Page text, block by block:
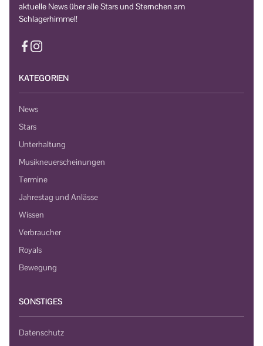
aktuelle News über alle Stars und Sternchen am
Schlagerhimmel!
KATEGORIEN
News
Stars
Unterhaltung
Musikneuerscheinungen
Termine
Jahrestag und Anlässe
Wissen
Verbraucher
Royals
Bewegung
SONSTIGES
Datenschutz